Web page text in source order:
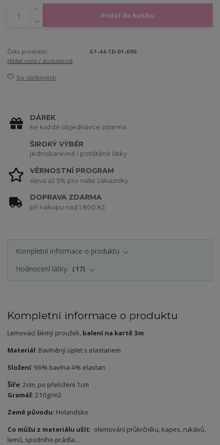
Přidat do košíku
Číslo produktu:
G1-44-1D-01-690
Hlídat cenu / dostupnost
Do oblíbených
DÁREK
ke každé objednávce zdarma
ŠIROKÝ VÝBĚR
jednobarevné i potištěné látky
VĚRNOSTNÍ PROGRAM
sleva až 5% pro naše zákazníky
DOPRAVA ZDARMA
při nákupu nad 1 800 Kč
Kompletní informace o produktu
Hodnocení látky:
17
Kompletní informace o produktu
Lemovací šikmý proužek, balení na kartě 3m
Materiál: Bavlněný úplet s elastanem
Složení: 96% bavlna 4% elastan
Šíře: 2cm, po přeložení 1cm
Gramáž: 210g/m2
Země původu: Holandsko
Co můžu z materiálu ušít: olemování průkrčníku, kapes, rukávů,
lemů, spodního prádla...